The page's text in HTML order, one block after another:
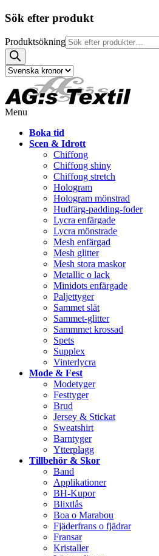
Sök efter produkt
Produktsökning
Menu
Boka tid
Scen & Idrott
Chiffong
Chiffong shiny
Chiffong stretch
Hologram
Hologram mönstrad
Hudfärg-padding-foder
Lycra enfärgade
Lycra mönstrade
Mesh enfärgad
Mesh glitter
Mesh stora maskor
Metallic o lack
Minidots enfärgade
Paljettyger
Sammet slät
Sammet-glitter
Sammmet krossad
Spets
Supplex
Vinterlycra
Mode & Fest
Modetyger
Festtyger
Brud
Jersey & Stickat
Sweatshirt
Barntyger
Ytterplagg
Tillbehör & Skor
Band
Applikationer
BH-Kupor
Blixtlås
Boa o Marabou
Fjäderfrans o fjädrar
Fransar
Kristaller